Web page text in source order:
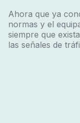
Ahora que ya
normas y el
siempre que
las señales de